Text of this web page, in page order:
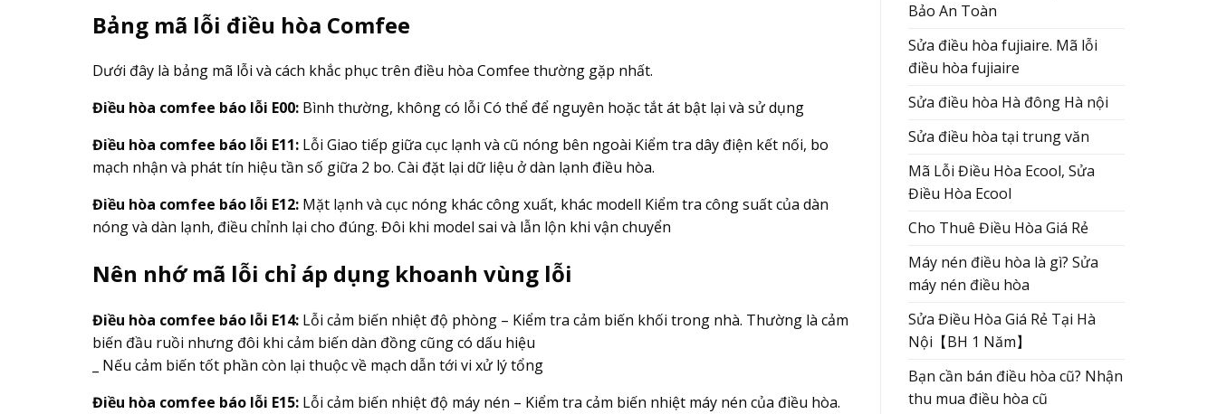
Bảng mã lỗi điều hòa Comfee
Dưới đây là bảng mã lỗi và cách khắc phục trên điều hòa Comfee thường gặp nhất.
Điều hòa comfee báo lỗi E00: Bình thường, không có lỗi Có thể để nguyên hoặc tắt át bật lại và sử dụng
Điều hòa comfee báo lỗi E11: Lỗi Giao tiếp giữa cục lạnh và cũ nóng bên ngoài Kiểm tra dây điện kết nối, bo
mạch nhận và phát tín hiệu tần số giữa 2 bo. Cài đặt lại dữ liệu ở dàn lạnh điều hòa.
Điều hòa comfee báo lỗi E12: Mặt lạnh và cục nóng khác công xuất, khác modell Kiểm tra công suất của dàn
nóng và dàn lạnh, điều chỉnh lại cho đúng. Đôi khi model sai và lẫn lộn khi vận chuyển
Nên nhớ mã lỗi chỉ áp dụng khoanh vùng lỗi
Điều hòa comfee báo lỗi E14: Lỗi cảm biến nhiệt độ phòng – Kiểm tra cảm biến khối trong nhà. Thường là cảm
biến đầu ruồi nhưng đôi khi cảm biến dàn đồng cũng có dấu hiệu
_ Nếu cảm biến tốt phần còn lại thuộc về mạch dẫn tới vi xử lý tổng
Điều hòa comfee báo lỗi E15: Lỗi cảm biến nhiệt độ máy nén – Kiểm tra cảm biến nhiệt máy nén của điều hòa.
Bảo An Toàn
Sửa điều hòa fujiaire. Mã lỗi
điều hòa fujiaire
Sửa điều hòa Hà đông Hà nội
Sửa điều hòa tại trung văn
Mã Lỗi Điều Hòa Ecool, Sửa
Điều Hòa Ecool
Cho Thuê Điều Hòa Giá Rẻ
Máy nén điều hòa là gì? Sửa
máy nén điều hòa
Sửa Điều Hòa Giá Rẻ Tại Hà
Nội【BH 1 Năm】
Bạn cần bán điều hòa cũ? Nhận
thu mua điều hòa cũ